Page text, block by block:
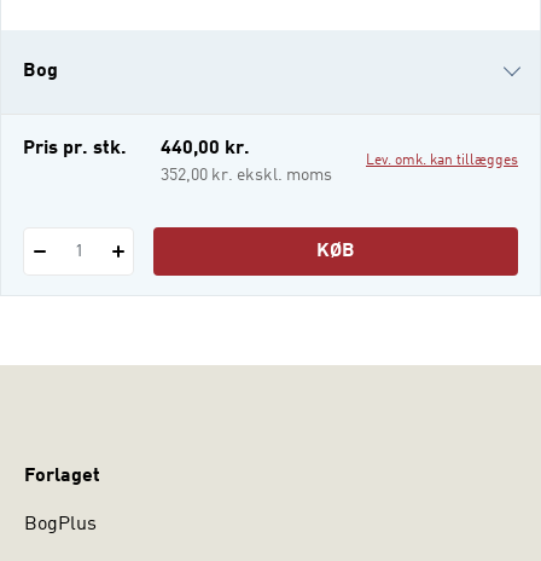
Bog
i-bog
Pris pr. stk. 440,00 kr.
352,00 kr. ekskl. moms
Lev. omk. kan tillægges
1 KØB
Forlaget
BogPlus